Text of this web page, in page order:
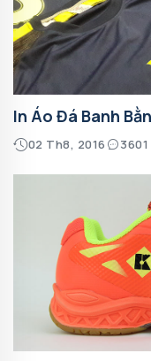
In Áo Đá Banh
02 Th8, 2016